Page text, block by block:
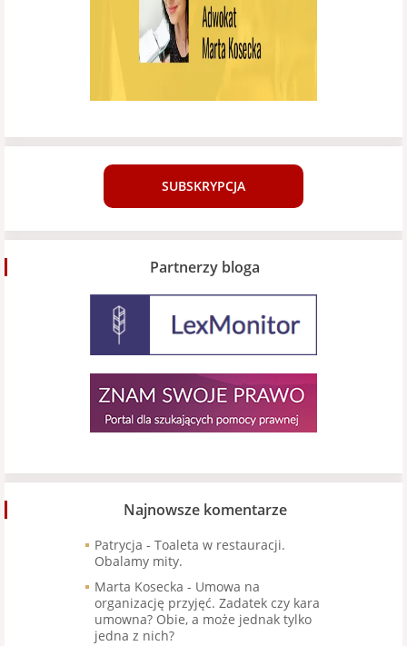
SUBSKRYPCJA
Partnerzy bloga
Najnowsze komentarze
Patrycja - Toaleta w restauracji.
Obalamy mity.
Marta Kosecka - Umowa na
organizację przyjęć. Zadatek czy kara
umowna? Obie, a może jednak tylko
jedna z nich?